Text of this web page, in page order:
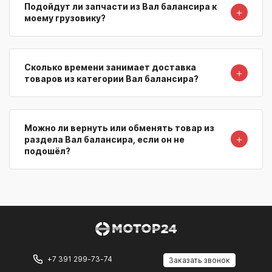
Подойдут ли запчасти из Вал балансира к
моему грузовику?
＋
Сколько времени занимает доставка
товаров из категории Вал балансира?
＋
Можно ли вернуть или обменять товар из
раздела Вал балансира, если он не
подошёл?
＋
+7 391 299-73-74 Заказать звонок